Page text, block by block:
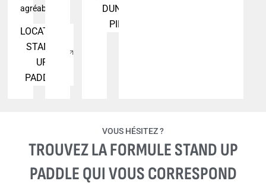
agréable.
LOCATION
STAND-
UP
PADDLE
DUNE DU
PILAT
VOUS HÉSITEZ ?
TROUVEZ LA FORMULE STAND UP
PADDLE QUI VOUS CORRESPOND